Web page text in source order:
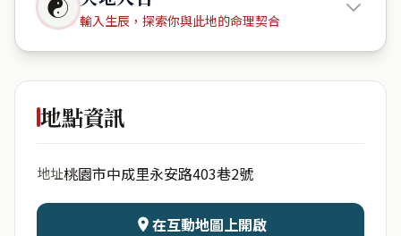
☯ 輸入生辰，探索你與此地的命理契合
世界花園
日期 出生時辰
地點資訊
地址桃園市中成里永安路403巷2號
在互動地圖上開啟